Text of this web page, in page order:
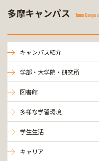
多摩キャンパス Tama Campus
キャンパス紹介
学部・大学院・研究所
図書館
多様な学習環境
学生生活
キャリア